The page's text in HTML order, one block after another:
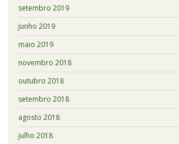
setembro 2019
junho 2019
maio 2019
novembro 2018
outubro 2018
setembro 2018
agosto 2018
julho 2018